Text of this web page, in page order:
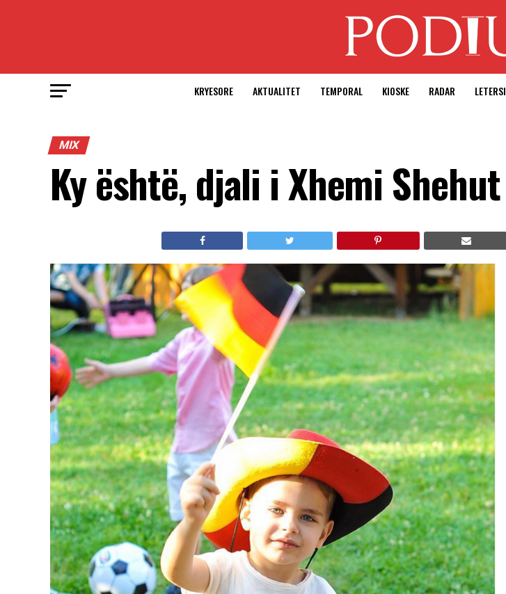
KRYESORE AKTUALITET TEMPORAL KIOSKE RADAR LETERSI
MIX
Ky është, djali i Xhemi Shehut